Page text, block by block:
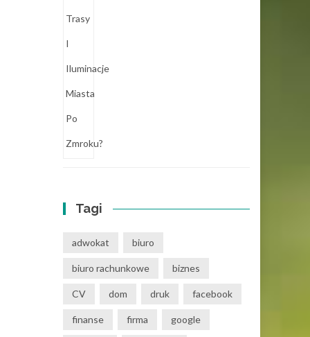
Tagi
adwokat biuro
biuro rachunkowe biznes
CV dom druk facebook
finanse firma google